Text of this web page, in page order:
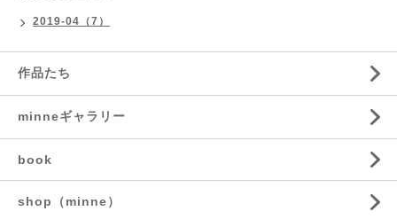
2019-04（7）
作品たち
minneギャラリー
book
shop（minne）